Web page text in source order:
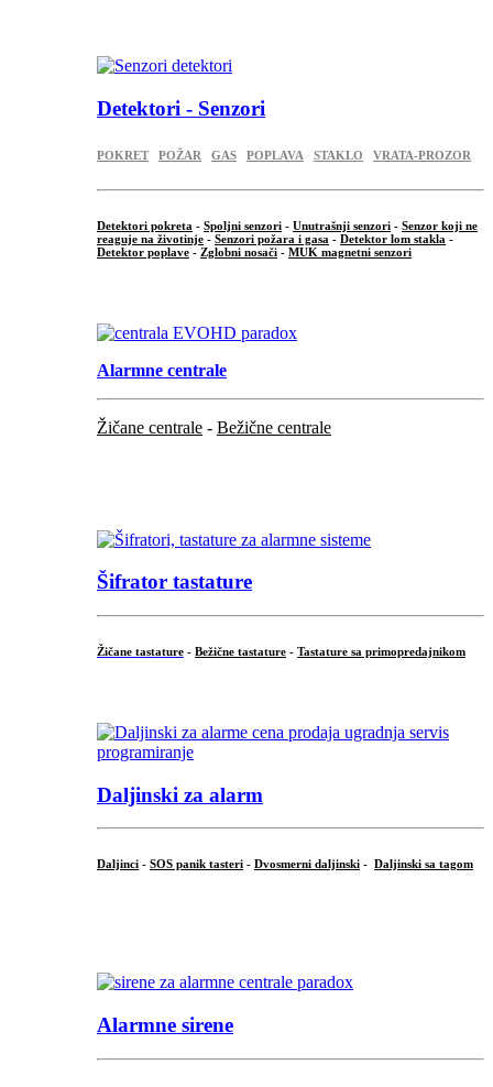
Detektori - Senzori
POKRET POŽAR GAS POPLAVA STAKLO VRATA-PROZOR
Detektori pokreta - Spoljni senzori - Unutrašnji senzori - Senzor koji ne
reaguje na životinje - Senzori požara i gasa - Detektor lom stakla -
Detektor poplave - Zglobni nosači - MUK magnetni senzori
Alarmne centrale
Žičane centrale - Bežične centrale
Šifrator tastature
Žičane tastature - Bežične tastature - Tastature sa primopredajnikom
Daljinski za alarm
Daljinci - SOS panik tasteri - Dvosmerni daljinski - Daljinski sa tagom
Alarmne sirene